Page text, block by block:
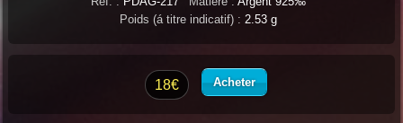
Poids (á titre indicatif) : 2.53 g
18€ Acheter